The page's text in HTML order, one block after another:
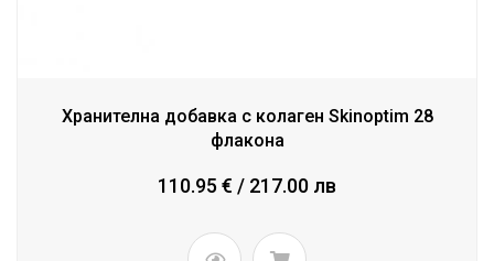
Хранителна добавка с колаген Skinoptim 28
флакона
110.95 € / 217.00 лв